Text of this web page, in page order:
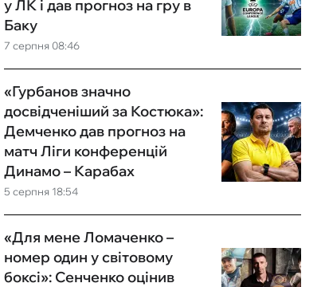
7 серпня 08:46
у ЛК і дав прогноз на гру в
Баку
5 серпня 18:54
«Гурбанов значно
досвідченіший за Костюка»:
Демченко дав прогноз на
матч Ліги конференцій
Динамо – Карабах
«Для мене Ломаченко –
номер один у світовому
боксі»: Сенченко оцінив